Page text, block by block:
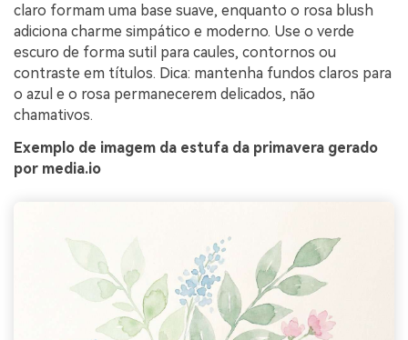
claro formam uma base suave, enquanto o rosa blush
adiciona charme simpático e moderno. Use o verde
escuro de forma sutil para caules, contornos ou
contraste em títulos. Dica: mantenha fundos claros para
o azul e o rosa permanecerem delicados, não
chamativos.
Exemplo de imagem da estufa da primavera gerado
por media.io